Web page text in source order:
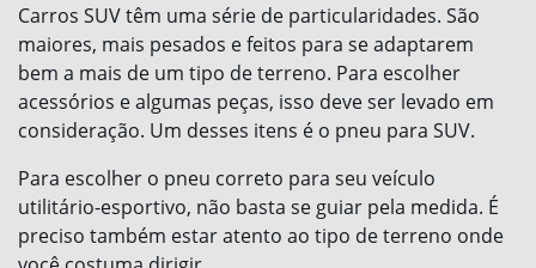
Carros SUV têm uma série de particularidades. São
maiores, mais pesados e feitos para se adaptarem
bem a mais de um tipo de terreno. Para escolher
acessórios e algumas peças, isso deve ser levado em
consideração. Um desses itens é o pneu para SUV.
Para escolher o pneu correto para seu veículo
utilitário-esportivo, não basta se guiar pela medida. É
preciso também estar atento ao tipo de terreno onde